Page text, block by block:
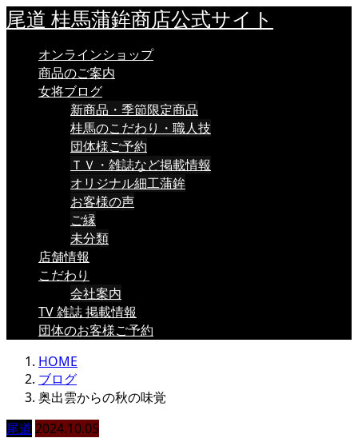
尾道 桂馬蒲鉾商店公式サイト
オンラインショップ
商品のご案内
女将ブログ
新商品・季節限定商品
桂馬のこだわり・職人技
団体様ご予約
ＴＶ・雑誌など掲載情報
オリジナル細工蒲鉾
お客様の声
ご縁
未分類
店舗情報
こだわり
会社案内
TV 雑誌 掲載情報
団体のお客様ご予約
HOME
ブログ
奥出雲からの秋の味覚
尾道 2024.10.05